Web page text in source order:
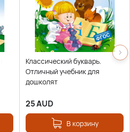
Классический букварь.
Отличный учебник для
дошколят
25AUD
В корзину